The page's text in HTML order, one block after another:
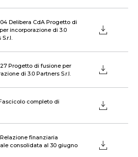
04 Delibera CdA Progetto di
incorporazione di 3.0
27 Progetto di fusione per
di 3.0 Partners S.r.l.
completo di
finanziaria
consolidata al 30 giugno